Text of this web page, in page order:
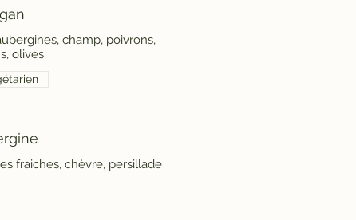
champ, poivrons,
olives
Fromage, aubergines, tomates fraiches, chèvre, persillade